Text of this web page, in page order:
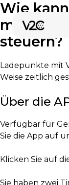
Zum
springen
Wie
meines
steuern?
Ladepunkte mit
Weise zeitlich
Über die
Verfügbar für
Sie die App auf
Klicken Sie auf
Sie haben zwei